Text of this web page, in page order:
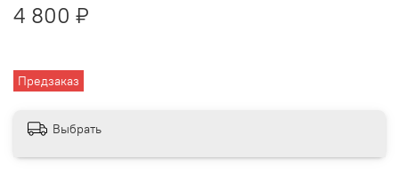
Предзаказ
4 800 ₽
Выбрать